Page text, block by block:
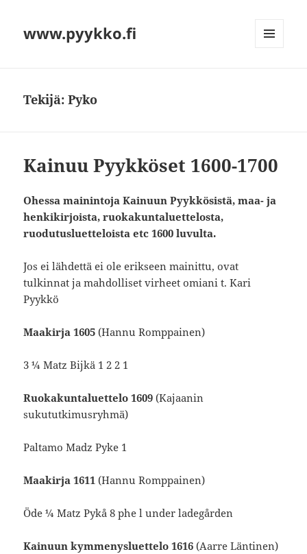
www.pyykko.fi
Tekijä:Pyko
Kainuu Pyykköset 1600-1700
Ohessa mainintoja Kainuun Pyykkösistä, maa- ja
henkikirjoista, ruokakuntaluettelosta,
ruodutusluetteloista etc 1600 luvulta.
Jos ei lähdettä ei ole erikseen mainittu, ovat
tulkinnat ja mahdolliset virheet omiani t. Kari
Pyykkö
Maakirja 1605(Hannu Romppainen)
3 ¼ Matz Bijkä 1 2 2 1
Ruokakuntaluettelo 1609(Kajaanin
sukututkimusryhmä)
Paltamo Madz Pyke 1
Maakirja 1611(Hannu Romppainen)
Öde ¼ Matz Pykå 8 phe l under ladegården
Kainuun kymmenysluettelo 1616(Aarre Läntinen)